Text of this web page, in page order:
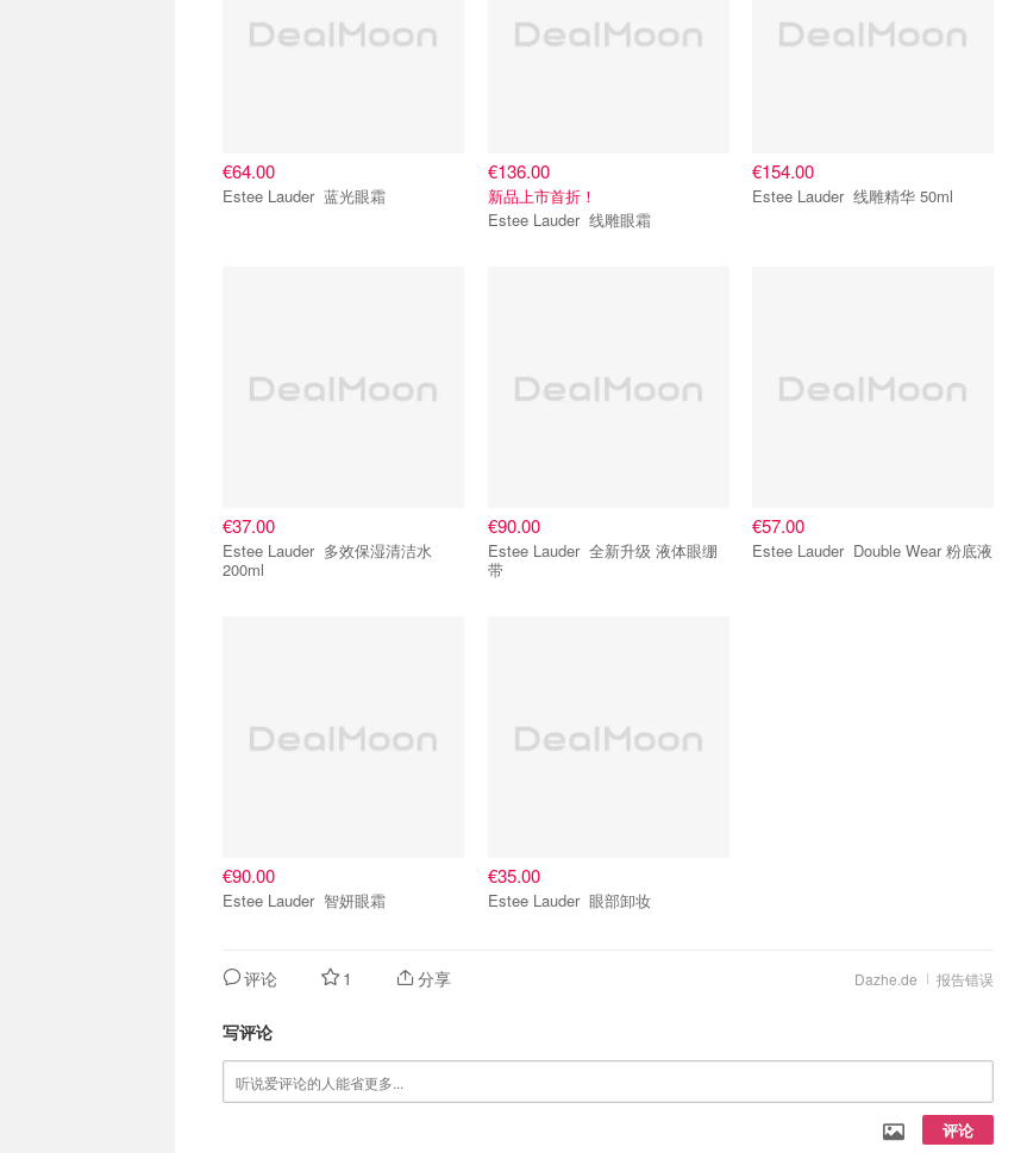
€64.00
Estee Lauder 蓝光眼霜
€136.00
新品上市首折！
Estee Lauder 线雕眼霜
€154.00
Estee Lauder 线雕精华 50ml
€37.00
Estee Lauder 多效保湿清洁水
200ml
€90.00
Estee Lauder 全新升级 液体眼绷
带
€57.00
Estee Lauder Double Wear 粉底液
€90.00
Estee Lauder 智妍眼霜
€35.00
Estee Lauder 眼部卸妆
报告错误
Dazhe.de
评论 1 分享
写评论
评论